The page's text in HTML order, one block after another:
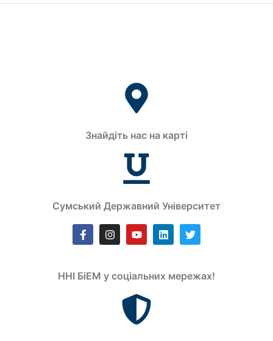
Знайдіть нас на карті
Сумський Державний Університет
ННІ БіЕМ у соціальних мережах!